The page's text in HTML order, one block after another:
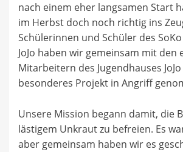
nach einem eher langsamen Start
im Herbst doch noch richtig ins
Schülerinnen und Schüler des
JoJo haben wir gemeinsam mit den
Mitarbeitern des Jugendhauses
besonderes Projekt in Angriff
Unsere Mission begann damit, die
lästigem Unkraut zu befreien. Es
aber gemeinsam haben wir es